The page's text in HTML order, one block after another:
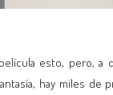
esto, pero, a
hay miles de